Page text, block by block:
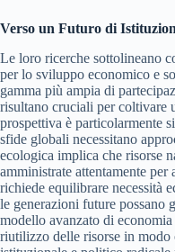
Verso un Futuro di
Le loro ricerche sottolineano
per lo sviluppo economico e
gamma più ampia di
risultano cruciali per coltivare
prospettiva è particolarmente
sfide globali necessitano
ecologica implica che risorse
amministrate attentamente
richiede equilibrare necessità
le generazioni future possano
modello avanzato di
riutilizzo delle risorse in